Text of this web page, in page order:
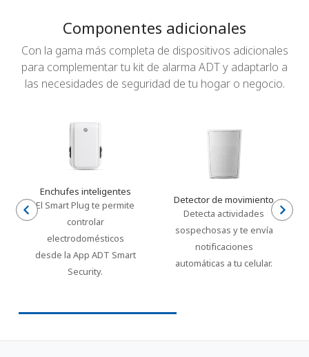
Componentes adicionales
Con la gama más completa de dispositivos adicionales
para complementar tu kit de alarma ADT y adaptarlo a
las necesidades de seguridad de tu hogar o negocio.
Enchufes inteligentes
El Smart Plug te permite
controlar
electrodomésticos
desde la App ADT Smart
Security.
Detector de movimiento
Detecta actividades
sospechosas y te envía
notificaciones
automáticas a tu celular.